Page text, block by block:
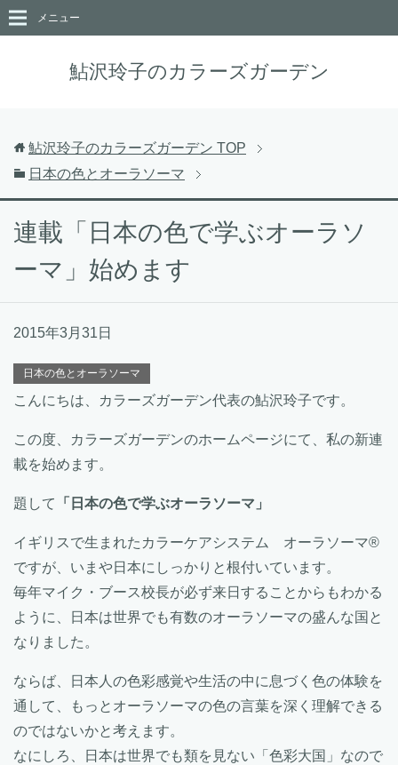
鮎沢玲子のカラーズガーデン
メニュー
鮎沢玲子のカラーズガーデン TOP
日本の色とオーラソーマ
連載「日本の色で学ぶオーラソ
ーマ」始めます
2015年3月31日
日本の色とオーラソーマ
こんにちは、カラーズガーデン代表の鮎沢玲子です。
この度、カラーズガーデンのホームページにて、私の新連
載を始めます。
題して 「日本の色で学ぶオーラソーマ」
イギリスで生まれたカラーケアシステム オーラソーマ®
ですが、いまや日本にしっかりと根付いています。
毎年マイク・ブース校長が必ず来日することからもわかる
ように、日本は世界でも有数のオーラソーマの盛んな国と
なりました。
ならば、日本人の色彩感覚や生活の中に息づく色の体験を
通して、もっとオーラソーマの色の言葉を深く理解できる
のではないかと考えます。
なにしろ、日本は世界でも類を見ない「色彩大国」なので